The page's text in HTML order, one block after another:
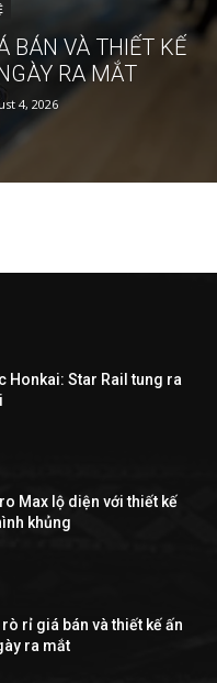
BÁN VÀ THIẾT KẾ
RA MẮT
4, 2026
Honkai: Star Rail tung ra
Max lộ diện với thiết kế
khủng
rò rỉ giá bán và thiết kế ấn
ra mắt